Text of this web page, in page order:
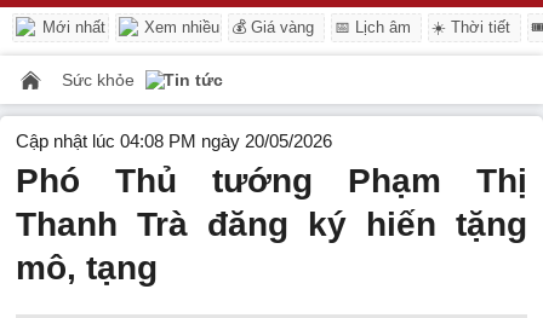
Mới nhất Xem nhiều 💰 Giá vàng 📅 Lịch âm ☀️ Thời tiết
Sức khỏe Tin tức
Cập nhật lúc 04:08 PM ngày 20/05/2026
Phó Thủ tướng Phạm Thị
Thanh Trà đăng ký hiến tặng
mô, tạng